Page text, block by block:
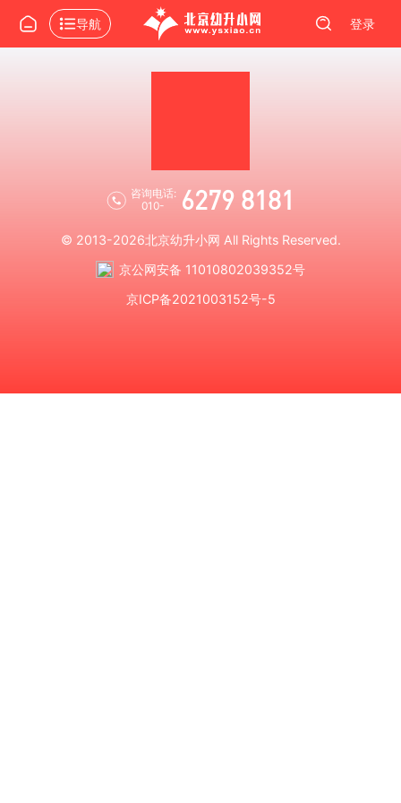
导航 登录
咨询电话:
010-
6279 8181
© 2013-2026北京幼升小网 All Rights Reserved.
京公网安备 11010802039352号
京ICP备2021003152号-5